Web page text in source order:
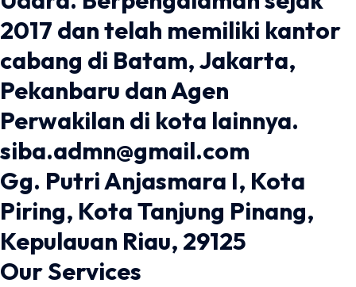
2017 dan telah memiliki kantor
cabang di Batam, Jakarta,
Pekanbaru dan Agen
Perwakilan di kota lainnya.
siba.admn@gmail.com
Gg. Putri Anjasmara I, Kota
Piring, Kota Tanjung Pinang,
Kepulauan Riau, 29125
Our Services